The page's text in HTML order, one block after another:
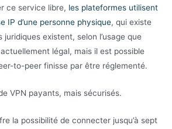
ce service libre, les plateformes utilisent
IP d’une personne physique, qui existe
existent, selon l’usage que
légal, mais il est possible
to-peer finisse par être réglementé.
VPN payants, mais sécurisés.
la possibilité de connecter jusqu’à sept